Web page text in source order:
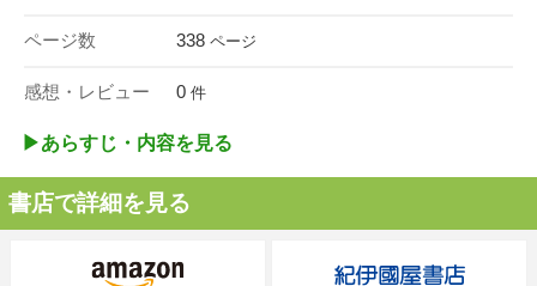
ページ数 338 ページ
感想・レビュー 0 件
▶︎あらすじ・内容を見る
書店で詳細を見る